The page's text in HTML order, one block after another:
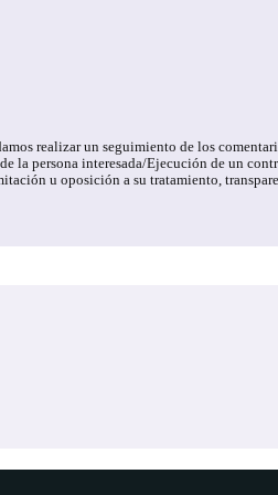
realizar un seguimiento de los
persona interesada/Ejecución de un
u oposición a su tratamiento,